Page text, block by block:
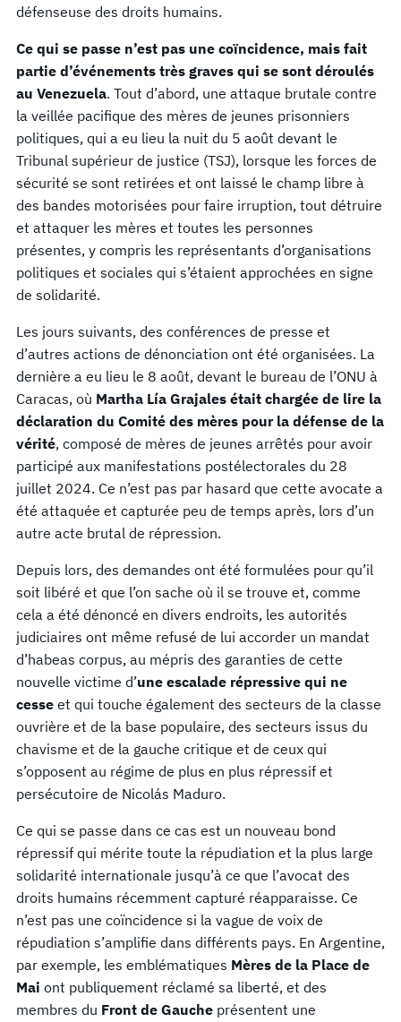
défenseuse des droits humains.
Ce qui se passe n’est pas une coïncidence, mais fait
partie d’événements très graves qui se sont déroulés
au Venezuela. Tout d’abord, une attaque brutale contre
la veillée pacifique des mères de jeunes prisonniers
politiques, qui a eu lieu la nuit du 5 août devant le
Tribunal supérieur de justice (TSJ), lorsque les forces de
sécurité se sont retirées et ont laissé le champ libre à
des bandes motorisées pour faire irruption, tout détruire
et attaquer les mères et toutes les personnes
présentes, y compris les représentants d’organisations
politiques et sociales qui s’étaient approchées en signe
de solidarité.
Les jours suivants, des conférences de presse et
d’autres actions de dénonciation ont été organisées. La
dernière a eu lieu le 8 août, devant le bureau de l’ONU à
Caracas, où Martha Lía Grajales était chargée de lire la
déclaration du Comité des mères pour la défense de la
vérité, composé de mères de jeunes arrêtés pour avoir
participé aux manifestations postélectorales du 28
juillet 2024. Ce n’est pas par hasard que cette avocate a
été attaquée et capturée peu de temps après, lors d’un
autre acte brutal de répression.
Depuis lors, des demandes ont été formulées pour qu’il
soit libéré et que l’on sache où il se trouve et, comme
cela a été dénoncé en divers endroits, les autorités
judiciaires ont même refusé de lui accorder un mandat
d’habeas corpus, au mépris des garanties de cette
nouvelle victime d’une escalade répressive qui ne
cesse et qui touche également des secteurs de la classe
ouvrière et de la base populaire, des secteurs issus du
chavisme et de la gauche critique et de ceux qui
s’opposent au régime de plus en plus répressif et
persécutoire de Nicolás Maduro.
Ce qui se passe dans ce cas est un nouveau bond
répressif qui mérite toute la répudiation et la plus large
solidarité internationale jusqu’à ce que l’avocat des
droits humains récemment capturé réapparaisse. Ce
n’est pas une coïncidence si la vague de voix de
répudiation s’amplifie dans différents pays. En Argentine,
par exemple, les emblématiques Mères de la Place de
Mai ont publiquement réclamé sa liberté, et des
membres du Front de Gauche présentent une